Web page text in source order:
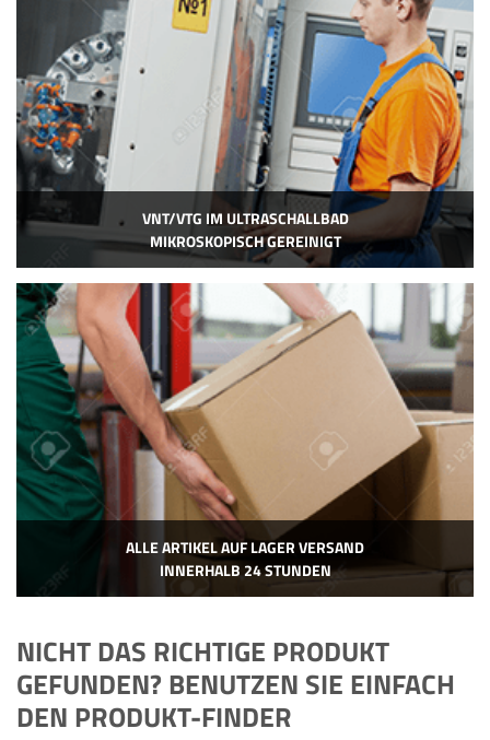
VNT/VTG IM ULTRASCHALLBAD
MIKROSKOPISCH GEREINIGT
ALLE ARTIKEL AUF LAGER VERSAND
INNERHALB 24 STUNDEN
NICHT DAS RICHTIGE PRODUKT
GEFUNDEN? BENUTZEN SIE EINFACH
DEN PRODUKT-FINDER